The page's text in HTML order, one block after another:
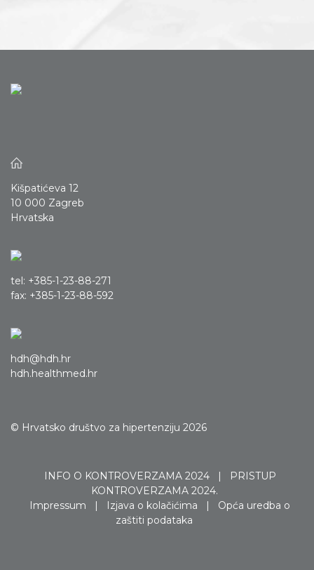
Kišpatićeva 12
10 000 Zagreb
Hrvatska
tel: +385-1-23-88-271
fax: +385-1-23-88-592
hdh@hdh.hr
hdh.healthmed.hr
© Hrvatsko društvo za hipertenziju 2026
INFO O KONTROVERZAMA 2024 |
PRISTUP
KONTROVERZAMA 2024.
Impressum
| Izjava o kolačićima |
Opća uredba o
zaštiti podataka